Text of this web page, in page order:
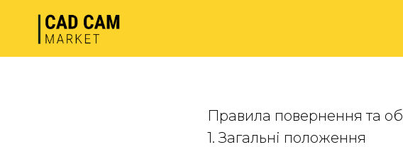
Правила повернення та
1. Загальні положення